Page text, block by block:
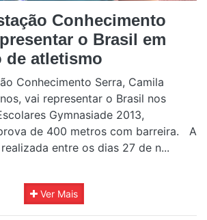
Conhecimento
o Brasil em
de atletismo
Conhecimento Serra, Camila
vai representar o Brasil nos
Gymnasiade 2013,
de 400 metros com barreira. A
entre os dias 27 de n...
Ver Mais